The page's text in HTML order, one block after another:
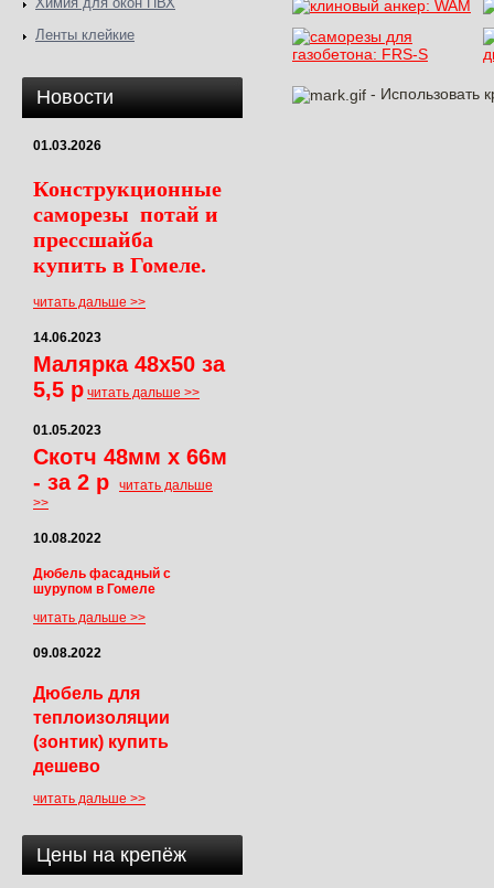
- Использовать
Ленты клейкие
Новости
01.03.2026
Конструкционные
саморезы потай и
прессшайба
купить в Гомеле.
читать дальше >>
14.06.2023
Малярка 48х50 за
5,5 р читать дальше >>
01.05.2023
Скотч 48мм х 66м
- за 2 р
читать дальше
>>
10.08.2022
Дюбель фасадный с
шурупом в Гомеле
читать дальше >>
09.08.2022
Дюбель для
теплоизоляции
(зонтик) купить
дешево
читать дальше >>
Цены на крепёж